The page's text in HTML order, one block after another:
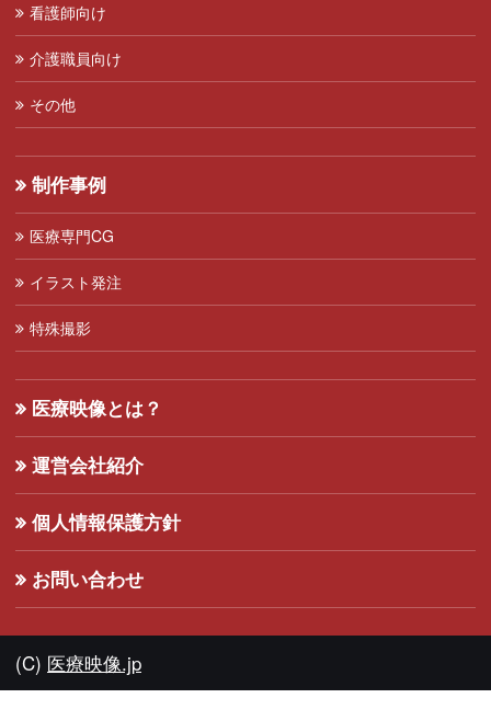
看護師向け
介護職員向け
その他
制作事例
医療専門CG
イラスト発注
特殊撮影
医療映像とは？
運営会社紹介
個人情報保護方針
お問い合わせ
(C) 医療映像.jp